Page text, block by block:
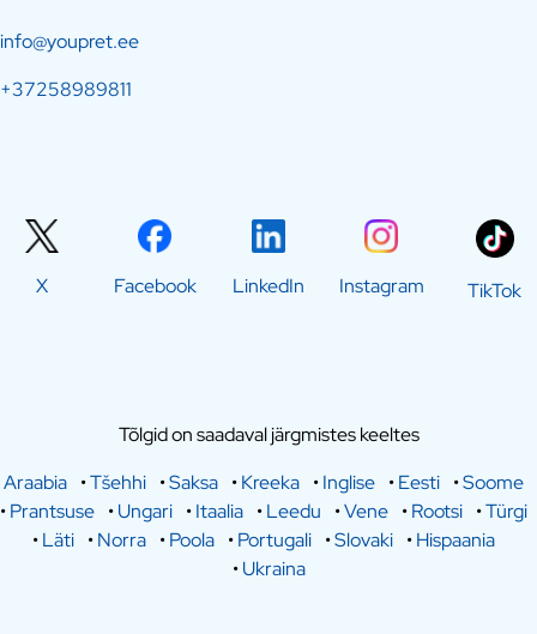
info@youpret.ee
+37258989811
X Facebook LinkedIn Instagram TikTok
Tõlgid on saadaval järgmistes keeltes
Araabia •Tšehhi •Saksa •Kreeka •Inglise •Eesti •Soome
•Prantsuse •Ungari •Itaalia •Leedu •Vene •Rootsi •Türgi
•Läti •Norra •Poola •Portugali •Slovaki •Hispaania
•Ukraina